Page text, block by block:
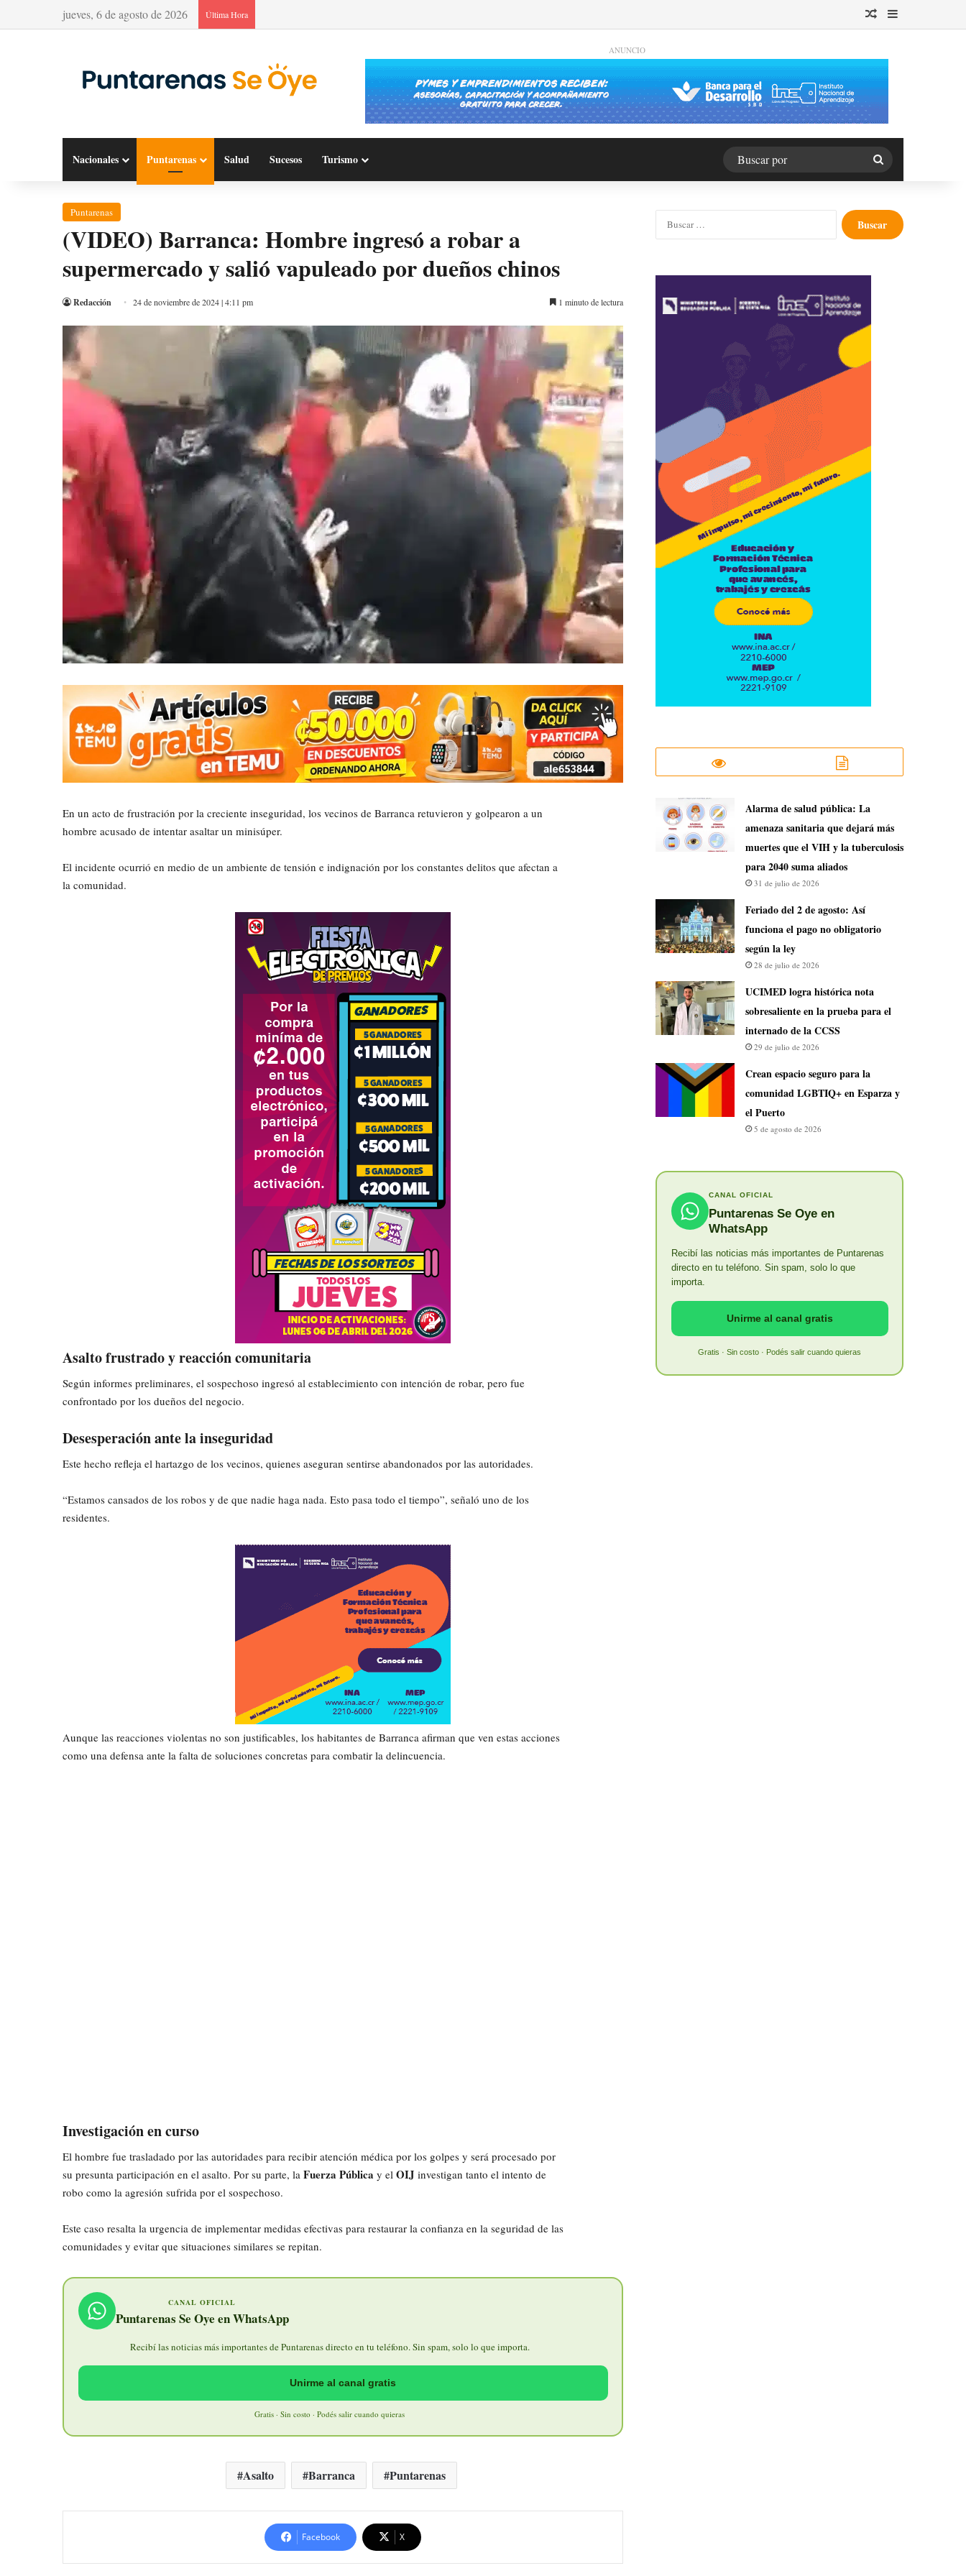
jueves, 6 de agosto de 2026 Última Hora Publicación al azar
Barra lateral
ANUNCIO
Nacionales Puntarenas Salud Sucesos Turismo
Buscar
por
Puntarenas
(VIDEO) Barranca: Hombre ingresó a robar a
supermercado y salió vapuleado por dueños chinos
Redacción 24 de noviembre de 2024 | 4:11 pm 1 minuto de lectura
En un acto de frustración por la creciente inseguridad, los vecinos de Barranca retuvieron y golpearon a un
hombre acusado de intentar asaltar un minisúper.
El incidente ocurrió en medio de un ambiente de tensión e indignación por los constantes delitos que afectan a
la comunidad.
Asalto frustrado y reacción comunitaria
Según informes preliminares, el sospechoso ingresó al establecimiento con intención de robar, pero fue
confrontado por los dueños del negocio.
Desesperación ante la inseguridad
Este hecho refleja el hartazgo de los vecinos, quienes aseguran sentirse abandonados por las autoridades.
“Estamos cansados de los robos y de que nadie haga nada. Esto pasa todo el tiempo”, señaló uno de los
residentes.
Aunque las reacciones violentas no son justificables, los habitantes de Barranca afirman que ven estas acciones
como una defensa ante la falta de soluciones concretas para combatir la delincuencia.
Investigación en curso
El hombre fue trasladado por las autoridades para recibir atención médica por los golpes y será procesado por
su presunta participación en el asalto. Por su parte, la Fuerza Pública y el OIJ investigan tanto el intento de
robo como la agresión sufrida por el sospechoso.
Este caso resalta la urgencia de implementar medidas efectivas para restaurar la confianza en la seguridad de las
comunidades y evitar que situaciones similares se repitan.
CANAL OFICIAL
Puntarenas Se Oye en WhatsApp
Recibí las noticias más importantes de Puntarenas directo en tu teléfono. Sin spam, solo lo que importa.
Unirme al canal gratis
Gratis · Sin costo · Podés salir cuando quieras
Asalto Barranca Puntarenas
Facebook X
Buscar:
​Alarma de salud pública: La
amenaza sanitaria que dejará más
muertes que el VIH y la tuberculosis
para 2040 suma aliados
31 de julio de 2026
Feriado del 2 de agosto: Así
funciona el pago no obligatorio
según la ley
28 de julio de 2026
UCIMED logra histórica nota
sobresaliente en la prueba para el
internado de la CCSS
29 de julio de 2026
Crean espacio seguro para la
comunidad LGBTIQ+ en Esparza y
el Puerto
5 de agosto de 2026
CANAL OFICIAL
Puntarenas Se Oye en
WhatsApp
Recibí las noticias más importantes de Puntarenas
directo en tu teléfono. Sin spam, solo lo que
importa.
Unirme al canal gratis
Gratis · Sin costo · Podés salir cuando quieras